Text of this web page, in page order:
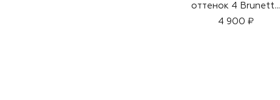
оттенок 4 Brunette
(0,09g)
4 900 ₽